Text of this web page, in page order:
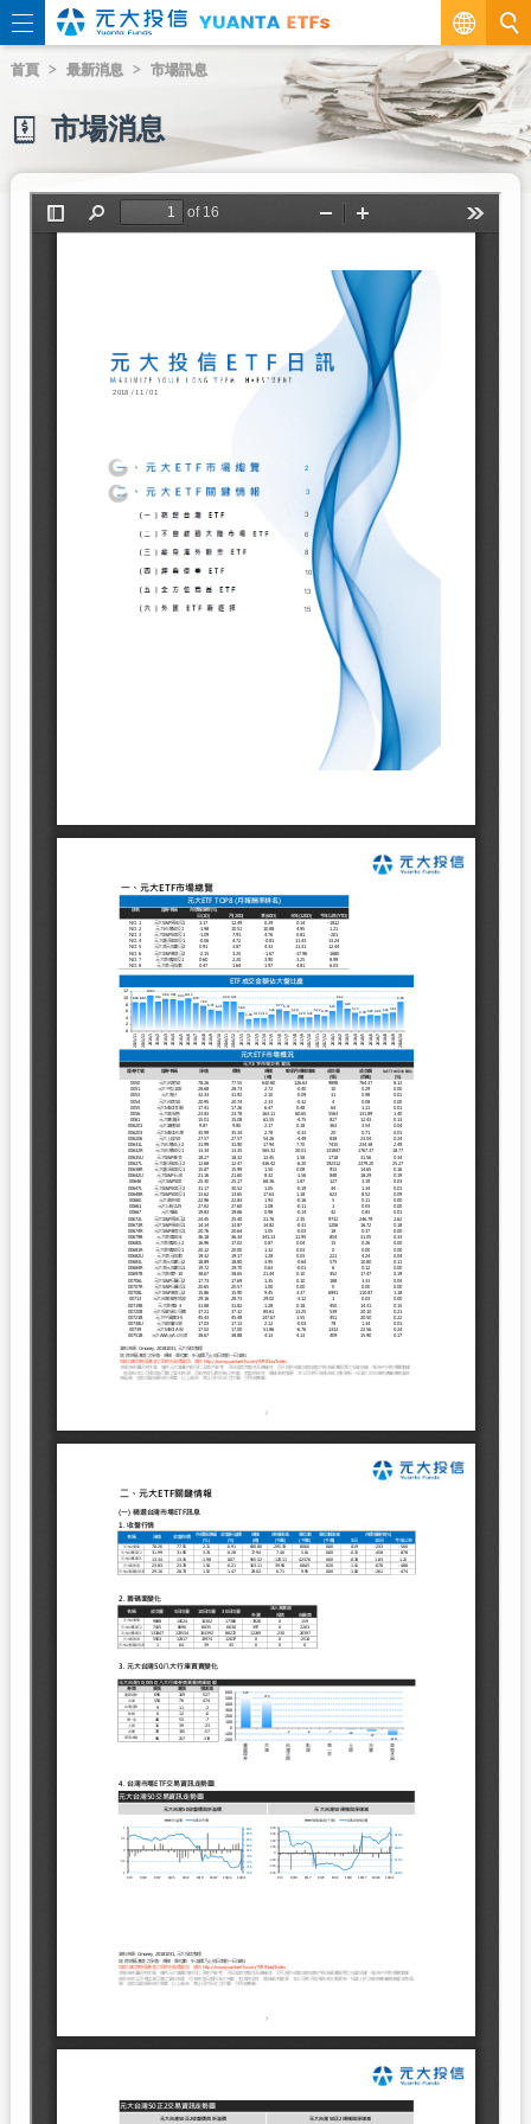
繁
EN
首頁 最新消息 市場訊息
市場消息